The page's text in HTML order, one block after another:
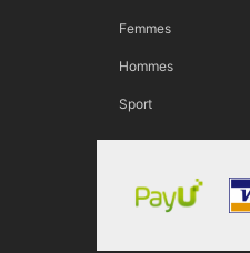
Femmes
Hommes
Sport